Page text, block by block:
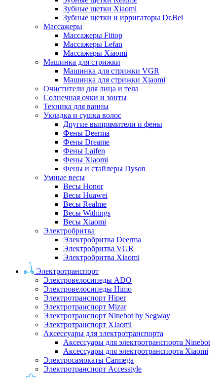
Зубные щетки Xiaomi
Зубные щетки и ирригаторы Dr.Bei
Массажеры
Массажеры Fittop
Массажеры Lefan
Массажеры Xiaomi
Машинка для стрижки
Машинка для стрижки VGR
Машинка для стрижки Xiaomi
Очистители для лица и тела
Солнечная очки и зонты
Техника для ванны
Укладка и сушка волос
Другие выпрямители и фены
Фены Deerma
Фены Dreame
Фены Laifen
Фены Xiaomi
Фены и стайлеры Dyson
Умные весы
Весы Honor
Весы Huawei
Весы Realme
Весы Withings
Весы Xiaomi
Электробритва
Электробритва Deerma
Электробритва VGR
Электробритва Xiaomi
Электротранспорт
Электровелосипеды ADO
Электровелосипеды Himo
Электротранспорт Hiper
Электротранспорт Mizar
Электротранспорт Ninebot by Segway
Электротранспорт XIaomi
Аксессуары для электротранспорта
Аксессуары для электротранспорта Ninebot
Аксессуары для электротранспорта Xiaomi
Электросамокаты Carmega
Электротранспорт Accesstyle